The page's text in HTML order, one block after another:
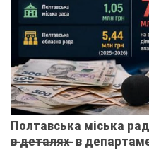
Полтавська міська
в̶ ̶д̶е̶т̶а̶л̶я̶х̶ ̶ в